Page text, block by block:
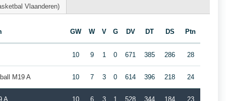
Vlaanderen)
GW W V G DV DT DS Ptn
10 9 1 0 671 385 286 28
M19 A 10 7 3 0 614 396 218 24
A 10 6 3 1 528 344 184 23